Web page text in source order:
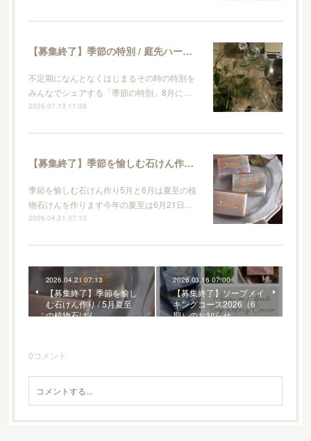
【募集終了】季節の特別 / 庭先ハーブとレモンのキッチンソープ作り
不定期になんとなくはじまるその時の特別を
みんなでシェアする「季節の特別」8月に…
2026.07.13 11:38
【募集終了】季節を愉しむ石けん作り / 5月夏至の植物石けん
季節を愉しむ石けん作り5月と6月は夏至の植
物石けんを作ります今年の夏至は6月21日…
2026.04.21 07:13
2026.04.21 07:13
【募集終了】季節を愉し
む石けん作り / 5月夏至
の植物石けん
2026.03.16 07:00
【募集終了】ソープメイ
キングコース2026（6
期）のお知らせ
0コメント